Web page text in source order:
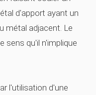
d'apport ayant un
métal adjacent. Le
sens qu'il n'implique
l'utilisation d'une